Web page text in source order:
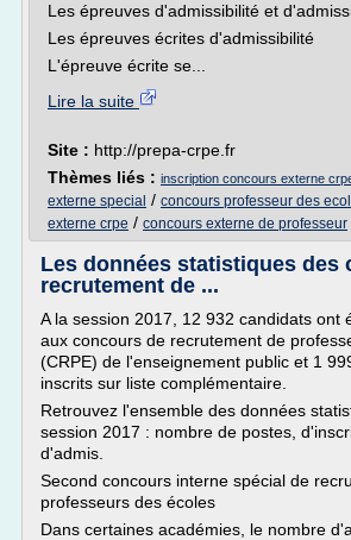
Les épreuves d'admissibilité et
Les épreuves écrites d'admissibilité
L'épreuve écrite se...
Lire la suite
Site : http://prepa-crpe.fr
Thèmes liés : inscription concours externe
externe special / concours professeur des
externe crpe / concours externe de professeur
Les données statistiques des
recrutement de ...
A la session 2017, 12 932 candidats ont
aux concours de recrutement de
(CRPE) de l'enseignement public et 1
inscrits sur liste complémentaire.
Retrouvez l'ensemble des données
session 2017 : nombre de postes,
d'admis.
Second concours interne spécial de
professeurs des écoles
Dans certaines académies, le nombre